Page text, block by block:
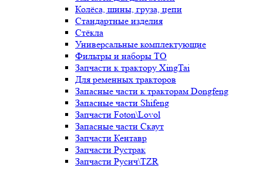
Колёса, шины, груза, цепи
Стандартные изделия
Стёкла
Универсальные комплектующие
Фильтры и наборы ТО
Запчасти к трактору XingTai
Для ременных тракторов
Запасные части к тракторам Dongfeng
Запасные части Shifeng
Запчасти Foton\Lovol
Запасные части Скаут
Запчасти Кентавр
Запчасти Рустрак
Запчасти Русич\TZR